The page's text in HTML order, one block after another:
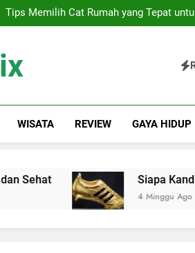
Tips Memilih Cat Rumah yang Tepat
Siapa Kandidat Kuat Peraih
Tips Memilih Cat Rumah yang Tepat
Siapa Kandidat Kuat Peraih
WISATA REVIEW GAYA HIDUP
Siapa
4 Minggu Ago